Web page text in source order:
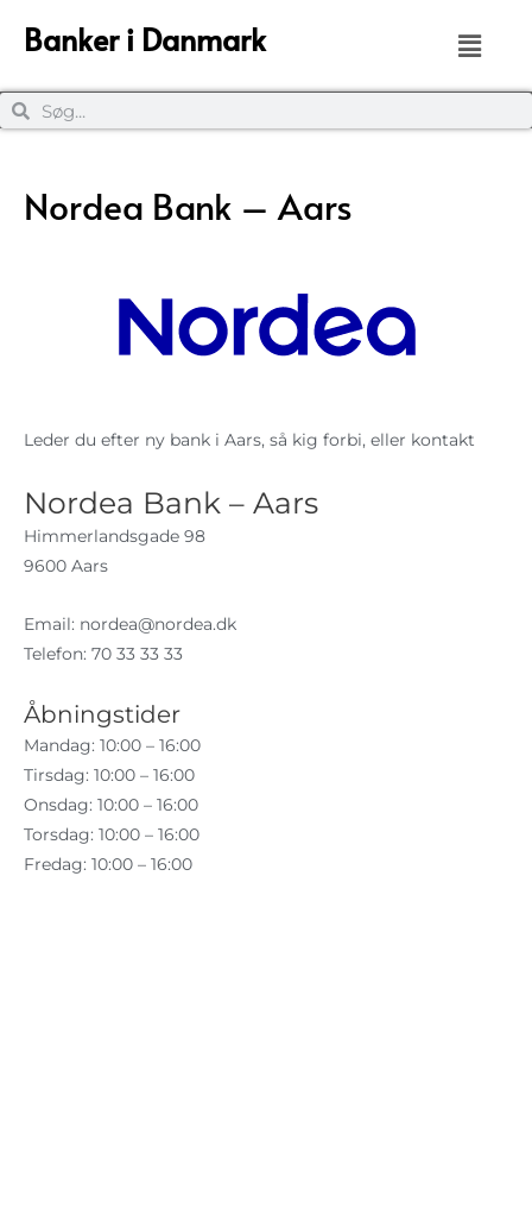
Banker i Danmark
Nordea Bank – Aars
Leder du efter ny bank i Aars, så kig forbi, eller kontakt
Nordea Bank – Aars
Himmerlandsgade 98
9600 Aars
Email: nordea@nordea.dk
Telefon: 70 33 33 33
Åbningstider
Mandag: 10:00 – 16:00
Tirsdag: 10:00 – 16:00
Onsdag: 10:00 – 16:00
Torsdag: 10:00 – 16:00
Fredag: 10:00 – 16:00